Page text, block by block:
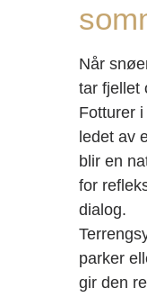
Når
tar fjellet
Fotturer
ledet av
blir en
for
dialog.
parker
gir den